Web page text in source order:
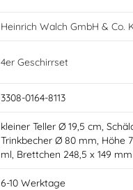
Heinrich Walch GmbH & Co.
4er Geschirrset
3308-0164-8113
kleiner Teller Ø 19,5 cm,
Trinkbecher Ø 80 mm, Höhe
ml, Brettchen 248,5 x 149 mm
6-10 Werktage